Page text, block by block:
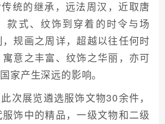
统的继承，远法周汉，近取唐
款式、纹饰到穿着的时令与场
规画之周详，超越以往任何时
意之丰富、纹饰之华丽，亦可
家产生深远的影响。
次展览遴选服饰文物30余件，
饰中的精品，一级文物和二级